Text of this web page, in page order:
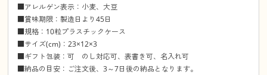
■アレルゲン表示：小麦、大豆
■賞味期限：製造日より45日
■規格：10粒プラスチックケース
■サイズ(cm)：23×12×3
■ギフト包装：可 のし対応可、表書き可、名入れ可
■納品の目安：ご注文後、3～7日後の納品となります。